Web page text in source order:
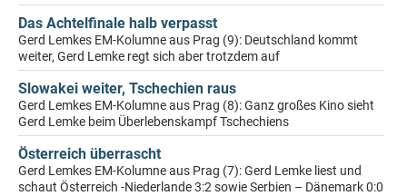
Das Achtelfinale halb verpasst
Gerd Lemkes EM-Kolumne aus Prag (9): Deutschland kommt
weiter, Gerd Lemke regt sich aber trotzdem auf
Slowakei weiter, Tschechien raus
Gerd Lemkes EM-Kolumne aus Prag (8): Ganz großes Kino sieht
Gerd Lemke beim Überlebenskampf Tschechiens
Österreich überrascht
Gerd Lemkes EM-Kolumne aus Prag (7): Gerd Lemke liest und
schaut Österreich -Niederlande 3:2 sowie Serbien – Dänemark 0:0